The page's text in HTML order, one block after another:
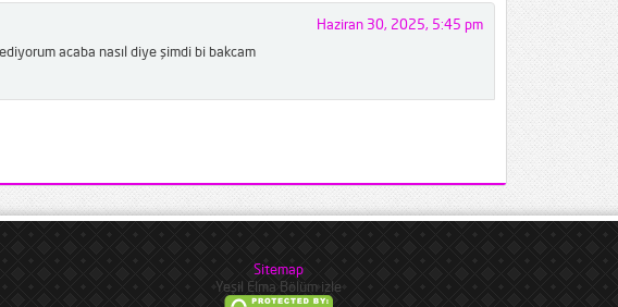
Haziran 30, 2025, 5:45 pm
acaba nasıl diye şimdi bi bakcam
Sitemap
Yeşil Elma Bölüm izle